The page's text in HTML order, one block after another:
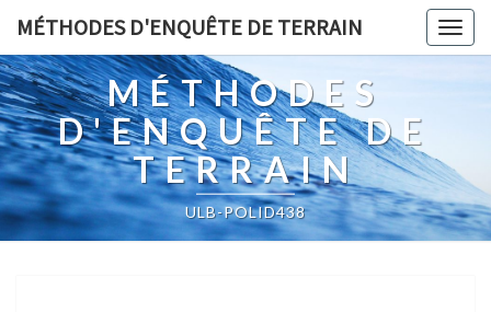
MÉTHODES D'ENQUÊTE DE TERRAIN
MÉTHODES
D'ENQUÊTE DE
TERRAIN
ULB-POLID438